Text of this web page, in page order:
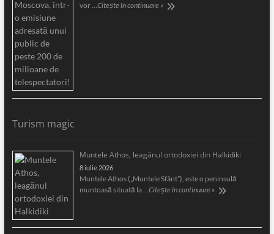
vor …Citește în continuare »
Turism magic
Muntele Athos, leagănul ortodoxiei din Halkidiki
8 iulie 2026
Muntele Athos („Muntele Sfânt”), este o peninsulă
muntoasă situată la …Citește în continuare »